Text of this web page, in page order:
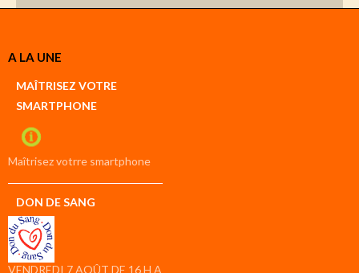
Créer
compte
compte
A LA UNE
MAÎTRISEZ VOTRE
SMARTPHONE
Maîtrisez votrre smartphone
DON DE SANG
VENDREDI 7 AOÛT DE 16 H A